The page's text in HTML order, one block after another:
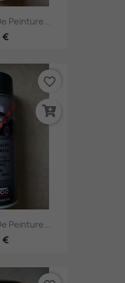
Peinture...
€
Peinture...
€
favorite_border